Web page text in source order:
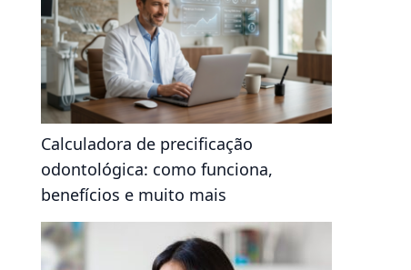
Calculadora de precificação
odontológica: como funciona,
benefícios e muito mais